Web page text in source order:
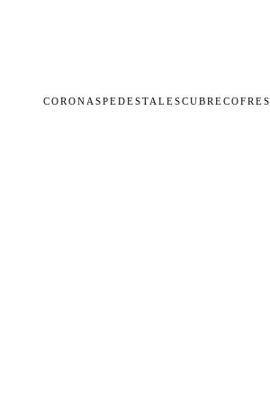
CORONASPEDESTALESCUBRECOFRES